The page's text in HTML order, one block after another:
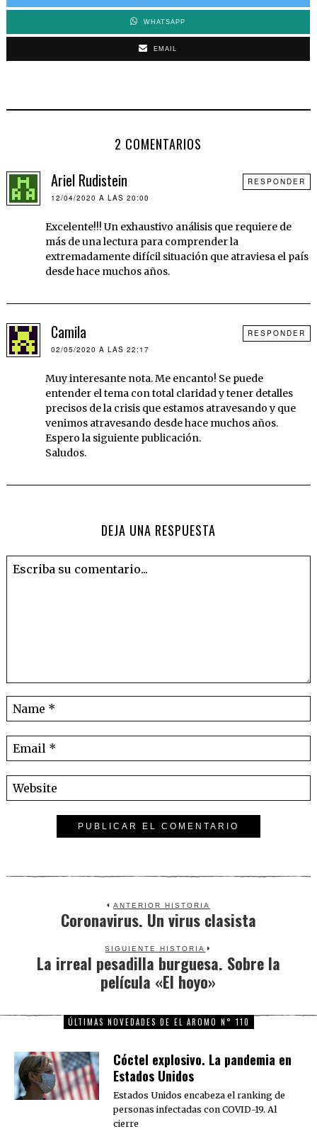
WHATSAPP
EMAIL
2 COMENTARIOS
Ariel Rudistein
12/04/2020 A LAS 20:00
Excelente!!! Un exhaustivo análisis que requiere de
más de una lectura para comprender la
extremadamente difícil situación que atraviesa el país
desde hace muchos años.
RESPONDER
Camila
02/05/2020 A LAS 22:17
Muy interesante nota. Me encanto! Se puede
entender el tema con total claridad y tener detalles
precisos de la crisis que estamos atravesando y que
venimos atravesando desde hace muchos años.
Espero la siguiente publicación.
Saludos.
RESPONDER
DEJA UNA RESPUESTA
ANTERIOR HISTORIA
Previous
Coronavirus. Un virus clasista
SIGUIENTE HISTORIA
Next
post:
La irreal pesadilla burguesa. Sobre la
película «El hoyo»
ÚLTIMAS NOVEDADES DE EL AROMO N° 110
Cóctel explosivo. La pandemia en
Estados Unidos
Estados Unidos encabeza el ranking de
personas infectadas con COVID-19. Al
cierre